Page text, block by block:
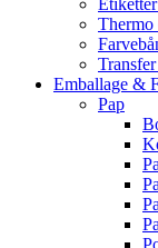
Thermo
Emballage &
Pap